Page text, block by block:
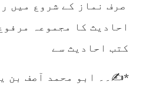
صرف نماز کے شروع میں
احادیث کا مجموعہ
کتب احادیث سے
*✍️۔۔ ابو محمد آصف بن